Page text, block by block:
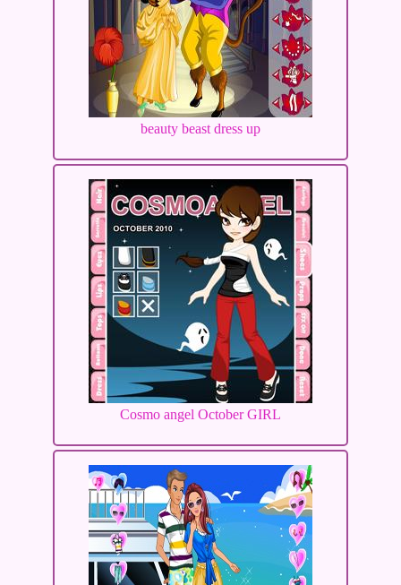
beauty beast dress up
Cosmo angel October GIRL